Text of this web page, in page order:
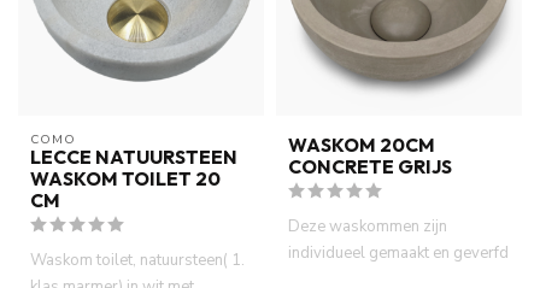
COMO
LECCE NATUURSTEEN
WASKOM TOILET 20
CM
Waskom toilet, natuursteen( 1.
WASKOM 20CM
CONCRETE GRIJS
Deze waskommen zijn
individueel gemaakt en geverfd